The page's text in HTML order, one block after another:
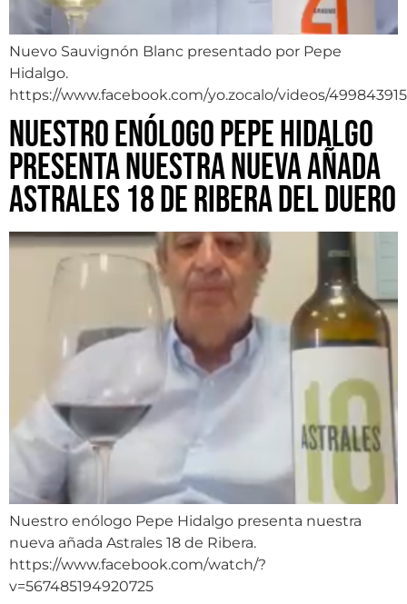
Nuevo Sauvignón Blanc presentado por Pepe
Hidalgo.
https://www.facebook.com/yo.zocalo/videos/
Nuestro enólogo Pepe Hidalgo
presenta nuestra nueva añada
Astrales 18 de Ribera del Duero
Nuestro enólogo Pepe Hidalgo presenta nuestra
nueva añada Astrales 18 de Ribera.
https://www.facebook.com/watch/?
v=567485194920725